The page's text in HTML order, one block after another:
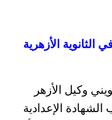
الثانوية الأزهرية
وكيل الأزهر
الإعدادية